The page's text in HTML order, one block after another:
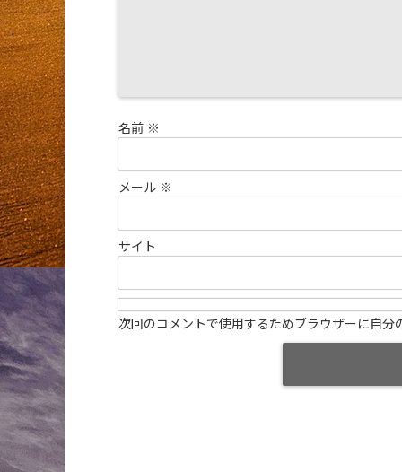
名前 ※
メール ※
サイト
次回のコメントで使用するためブラウザーに自